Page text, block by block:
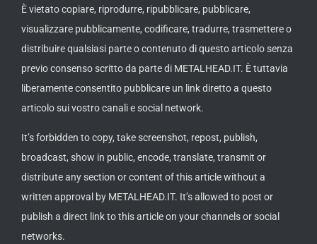
È vietato copiare, riprodurre, ripubblicare, pubblicare,
visualizzare pubblicamente, codificare, tradurre, trasmettere o
distribuire qualsiasi parte o contenuto di questo articolo senza
previo consenso scritto da parte di METALHEAD.IT. È tuttavia
liberamente consentito pubblicare un link diretto a questo
articolo sui vostro canali e social network.
It’s forbidden to copy, take screenshot, repost, publish,
broadcast, show in public, encode, translate, transmit or
distribute any section or content of this article without a
written approval by METALHEAD.IT. It’s allowed to post or
publish a direct link to this article on your channels or social
networks.